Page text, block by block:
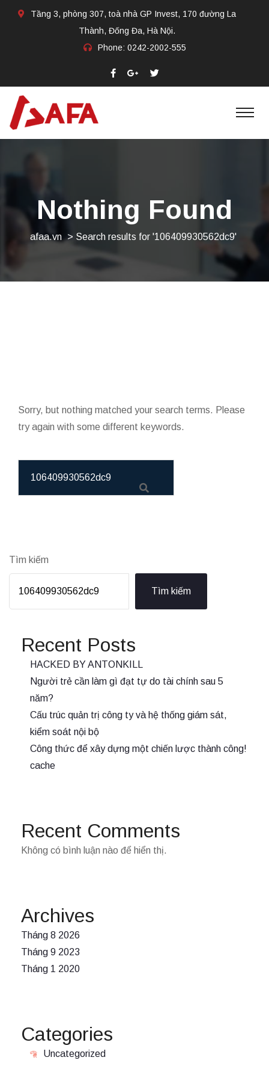
Tầng 3, phòng 307, toà nhà GP Invest, 170 đường La
Thành, Đống Đa, Hà Nội.
Phone: 0242-2002-555​
Nothing Found
afaa.vn > Search results for '106409930562dc9'
Sorry, but nothing matched your search terms. Please
try again with some different keywords.
Tìm kiếm
Tìm kiếm
Recent Posts
HACKED BY ANTONKILL
Người trẻ cần làm gì đạt tự do tài chính sau 5
năm?
Cấu trúc quản trị công ty và hệ thống giám sát,
kiểm soát nội bộ
Công thức để xây dựng một chiến lược thành công!
cache
Recent Comments
Không có bình luận nào để hiển thị.
Archives
Tháng 8 2026
Tháng 9 2023
Tháng 1 2020
Categories
Uncategorized